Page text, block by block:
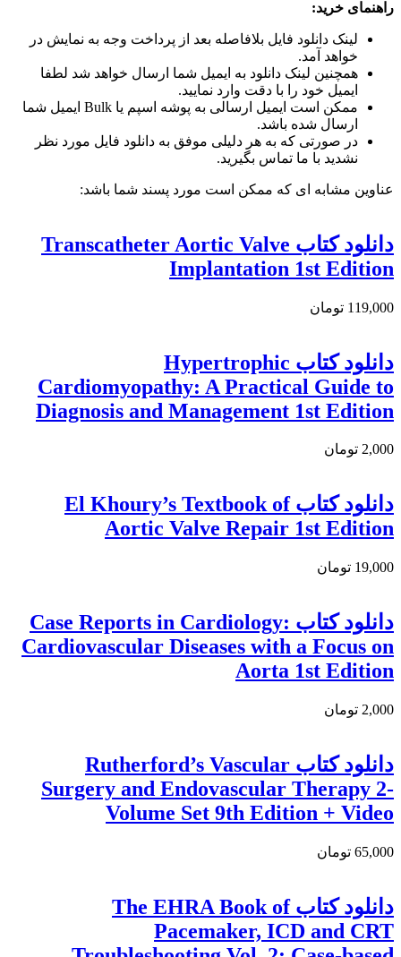
راهنمای خرید:
لینک دانلود فایل بلافاصله بعد از پرداخت وجه به نمایش در
خواهد آمد.
همچنین لینک دانلود به ایمیل شما ارسال خواهد شد لطفا
ایمیل خود را با دقت وارد نمایید.
ممکن است ایمیل ارسالی به پوشه اسپم یا Bulk ایمیل شما
ارسال شده باشد.
در صورتی که به هر دلیلی موفق به دانلود فایل مورد نظر
نشدید با ما تماس بگیرید.
عناوین مشابه ای که ممکن است مورد پسند شما باشد:
دانلود کتاب Transcatheter Aortic Valve
Implantation 1st Edition
119,000 تومان
دانلود كتاب Hypertrophic
Cardiomyopathy: A Practical Guide to
Diagnosis and Management 1st Edition
2,000 تومان
دانلود کتاب El Khoury’s Textbook of
Aortic Valve Repair 1st Edition
19,000 تومان
دانلود کتاب Case Reports in Cardiology:
Cardiovascular Diseases with a Focus on
Aorta 1st Edition
2,000 تومان
دانلود کتاب Rutherford’s Vascular
Surgery and Endovascular Therapy 2-
Volume Set 9th Edition + Video
65,000 تومان
دانلود کتاب The EHRA Book of
Pacemaker, ICD and CRT